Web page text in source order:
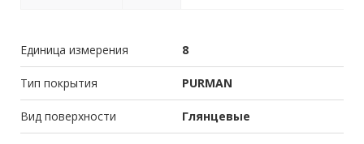
Единица измерения 8
Тип покрытия PURMAN
Вид поверхности Глянцевые